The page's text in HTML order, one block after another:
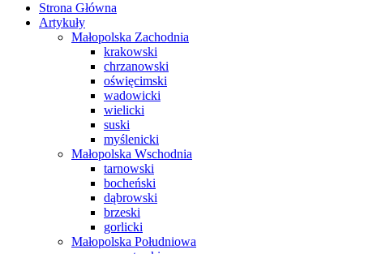
Strona Główna
Artykuły
Małopolska Zachodnia
krakowski
chrzanowski
oświęcimski
wadowicki
wielicki
suski
myślenicki
Małopolska Wschodnia
tarnowski
bocheński
dąbrowski
brzeski
gorlicki
Małopolska Południowa